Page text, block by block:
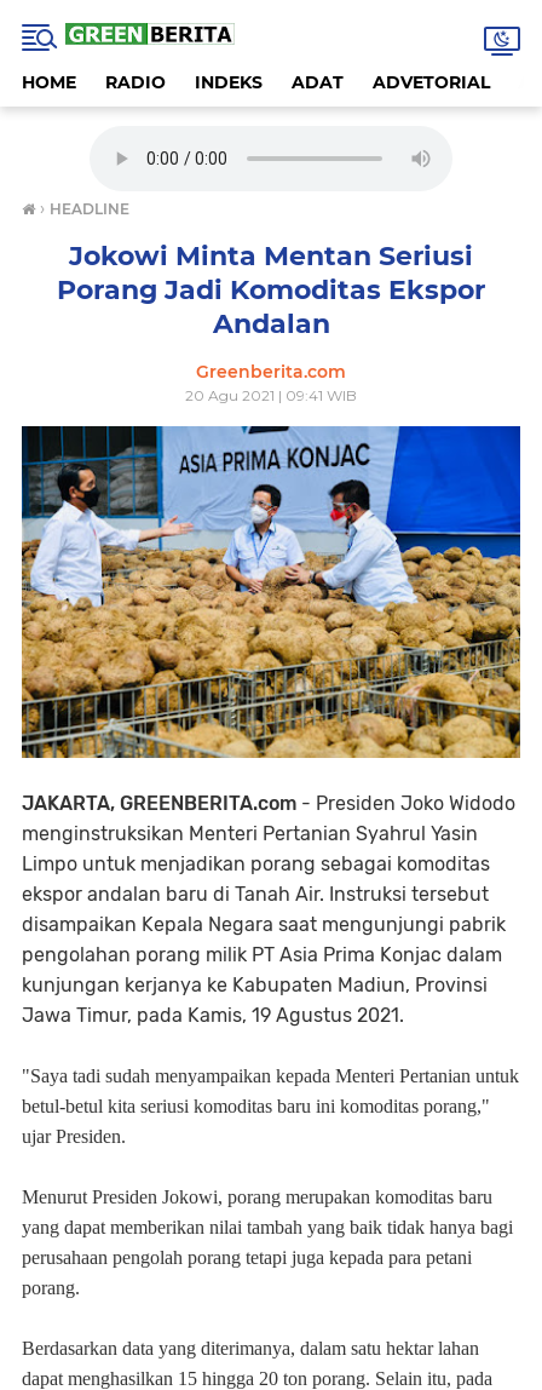
HOME RADIO INDEKS ADAT ADVETORIAL
› HEADLINE
Jokowi Minta Mentan Seriusi
Porang Jadi Komoditas Ekspor
Andalan
Greenberita.com
20 Agu 2021 | 09:41 WIB
JAKARTA, GREENBERITA.com - Presiden Joko Widodo
menginstruksikan Menteri Pertanian Syahrul Yasin
Limpo untuk menjadikan porang sebagai komoditas
ekspor andalan baru di Tanah Air. Instruksi tersebut
disampaikan Kepala Negara saat mengunjungi pabrik
pengolahan porang milik PT Asia Prima Konjac dalam
kunjungan kerjanya ke Kabupaten Madiun, Provinsi
Jawa Timur, pada Kamis, 19 Agustus 2021.
"Saya tadi sudah menyampaikan kepada Menteri Pertanian untuk
betul-betul kita seriusi komoditas baru ini komoditas porang,"
ujar Presiden.
Menurut Presiden Jokowi, porang merupakan komoditas baru
yang dapat memberikan nilai tambah yang baik tidak hanya bagi
perusahaan pengolah porang tetapi juga kepada para petani
porang.
Berdasarkan data yang diterimanya, dalam satu hektar lahan
dapat menghasilkan 15 hingga 20 ton porang. Selain itu, pada